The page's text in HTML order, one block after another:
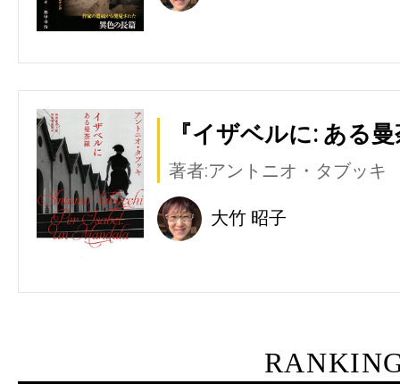
『イザベルに: ある
著者:アントニオ・タブッキ
大竹 昭子